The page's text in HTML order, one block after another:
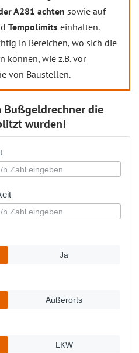
A281 achten sowie auf
Tempolimits einhalten.
in Bereichen, wo sich die
können, wie z.B. vor
von Baustellen.
Bußgeldrechner die
wurden!